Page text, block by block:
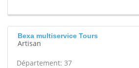
Bexa multiservice Tours
Artisan
Département: 37